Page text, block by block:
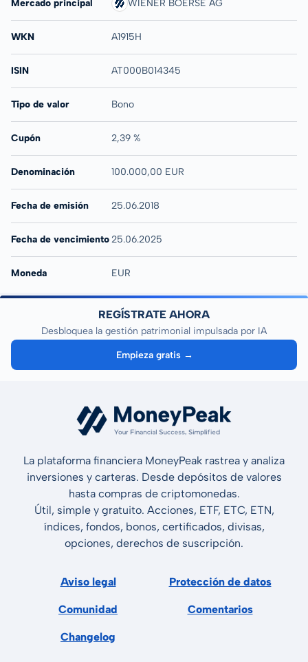
Mercado principal WIENER BOERSE AG
WKN A1915H
ISIN AT000B014345
Tipo de valor Bono
Cupón 2,39 %
Denominación 100.000,00 EUR
Fecha de emisión 25.06.2018
Fecha de vencimiento25.06.2025
Moneda EUR
REGÍSTRATE AHORA
Desbloquea la gestión patrimonial impulsada por IA
Empieza gratis →
La plataforma financiera MoneyPeak rastrea y analiza
inversiones y carteras. Desde depósitos de valores
hasta compras de criptomonedas.
Útil, simple y gratuito. Acciones, ETF, ETC, ETN,
índices, fondos, bonos, certificados, divisas,
opciones, derechos de suscripción.
Aviso legal Protección de datos
Comunidad Comentarios
Changelog